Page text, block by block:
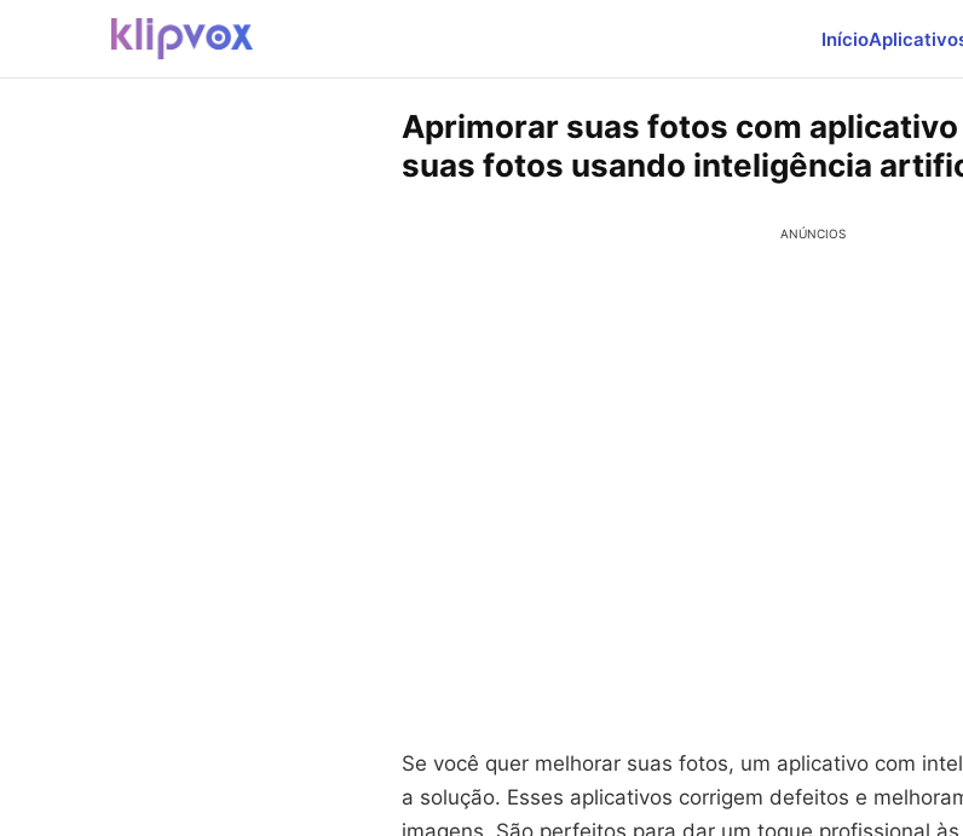
Início
Aprimorar suas fotos com
suas fotos usando inteligência
ANÚNCIOS
Se você quer melhorar suas fotos, um aplicativo com
a solução. Esses aplicativos corrigem defeitos e
imagens. São perfeitos para dar um toque profissional